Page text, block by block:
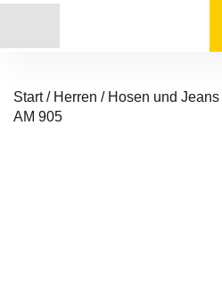
Start/ Herren / Hosen und Jeans
AM 905